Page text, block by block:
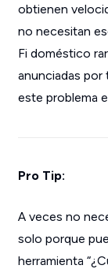
obtienen
no necesitan
Fi doméstico
anunciadas por
este problema
Pro Tip:
A veces no
solo porque
herramienta